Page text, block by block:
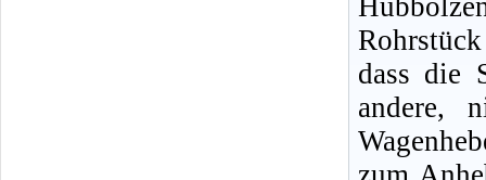
dass die
andere,